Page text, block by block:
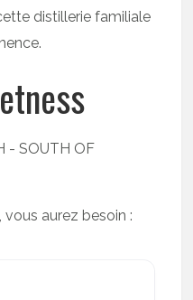
distillerie familiale
aurez besoin :